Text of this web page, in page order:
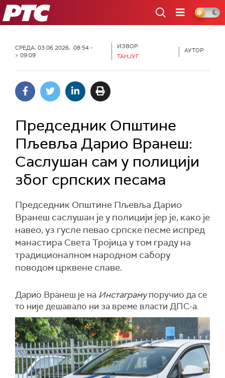
РТС
СРЕДА, 03.06.2026, 08:54 -
> 09:09
ИЗВОР:
ТАНЈУГ
АУТОР:
Председник Општине
Пљевља Дарио Вранеш:
Саслушан сам у полицији
због српских песама
Председник Општине Пљевља Дарио
Вранеш саслушан је у полицији јер је, како је
навео, уз гусле певао српске песме испред
манастира Света Тројица у том граду на
традиционалном народном сабору
поводом црквене славе.
Дарио Вранеш је на Инстаграмупоручио да се
то није дешавало ни за време власти ДПС-а.